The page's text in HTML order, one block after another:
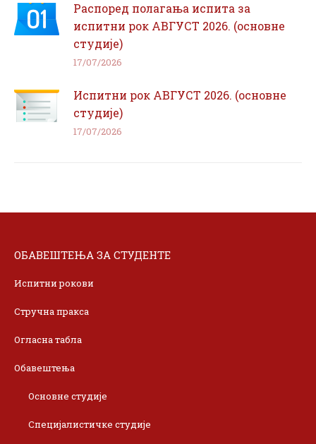
Распоред полагања испита за
испитни рок АВГУСТ 2026. (основне
студије)
17/07/2026
Испитни рок АВГУСТ 2026. (основне
студије)
17/07/2026
ОБАВЕШТЕЊА ЗА СТУДЕНТЕ
Испитни рокови
Стручна пракса
Огласна табла
Обавештења
Основне студије
Специјалистичке студије